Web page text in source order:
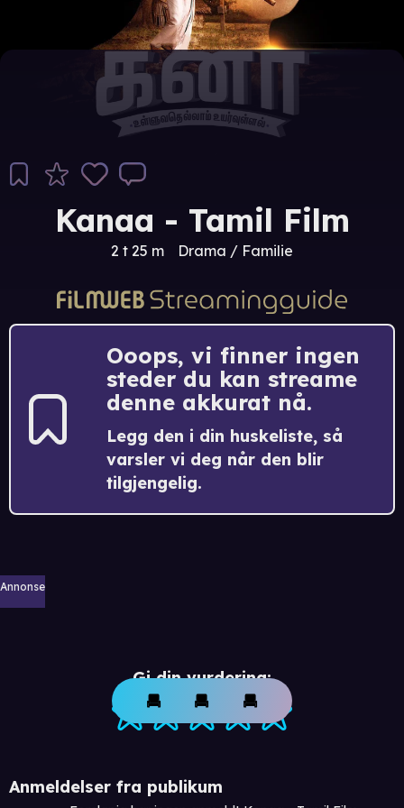
Kanaa - Tamil Film
2 t 25 m Drama / Familie
Ooops, vi finner ingen
steder du kan streame
denne akkurat nå.
Legg den i din huskeliste, så
varsler vi deg når den blir
tilgjengelig.
Annonse
Gi din vurdering:
Anmeldelser fra publikum